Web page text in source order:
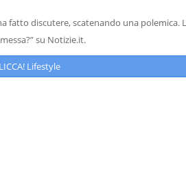
fatto discutere, scatenando una polemica.
su Notizie.it.
Lifestyle